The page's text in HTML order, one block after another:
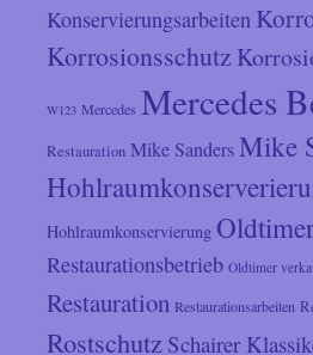
Konservierungsarbeiten
Korrosionsschutz
W123 Mercedes Mercedes
Restauration Mike SandersMike
Hohlraumkonservierung
Restaurationsbetrieb Oldtimer
Restauration Restaurationsarbeiten
Rostschutz Schairer